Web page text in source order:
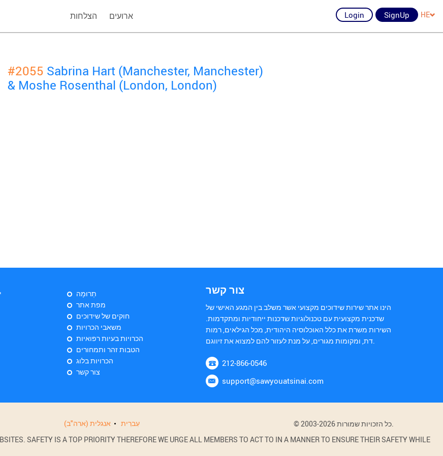
הצלחות ארועים Login SignUp HE
#2055 Sabrina Hart (Manchester, Manchester)
& Moshe Rosenthal (London, London)
תְרוּמָה
מפת אתר
חוקים של שידוכים
משאבי הכרויות
הכרויות בעיות רפואיות
הטבות זהר ותמחורים
הכרויות בלוג
צור קשר
צור קשר
הינו אתר שירות שידוכים מקצועי אשר משלב בין המגע האישי של
שדכנית מקצועית עם טכנולוגיות שדכנות ייחודיות ומתקדמות.
השירות משרת את כלל האוכלוסיה היהודית, מכל הגילאים, רמות
212-866-0546
support@sawyouatsinai.com
אנגלית (ארה"ב) עִברִית
SAFETY IS A TOP PRIORITY THEREFORE WE URGE ALL MEMBERS TO ACT TO IN A MANNER TO ENSURE THEIR SAFETY WHILE